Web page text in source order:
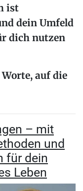
ist
dein Umfeld
dich nutzen
Worte, auf die
– mit
und
für dein
Leben